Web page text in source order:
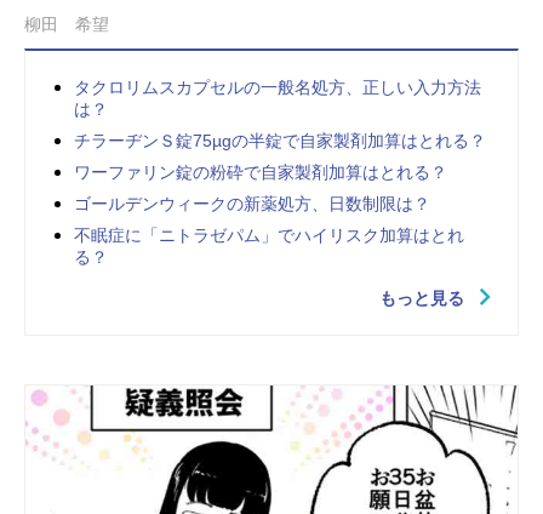
柳田 希望
タクロリムスカプセルの一般名処方、正しい入力方法
は？
チラーヂンＳ錠75µgの半錠で自家製剤加算はとれる？
ワーファリン錠の粉砕で自家製剤加算はとれる？
ゴールデンウィークの新薬処方、日数制限は？
不眠症に「ニトラゼパム」でハイリスク加算はとれ
る？
もっと見る